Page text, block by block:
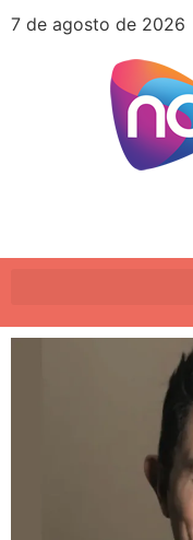
7 de agosto de 2026